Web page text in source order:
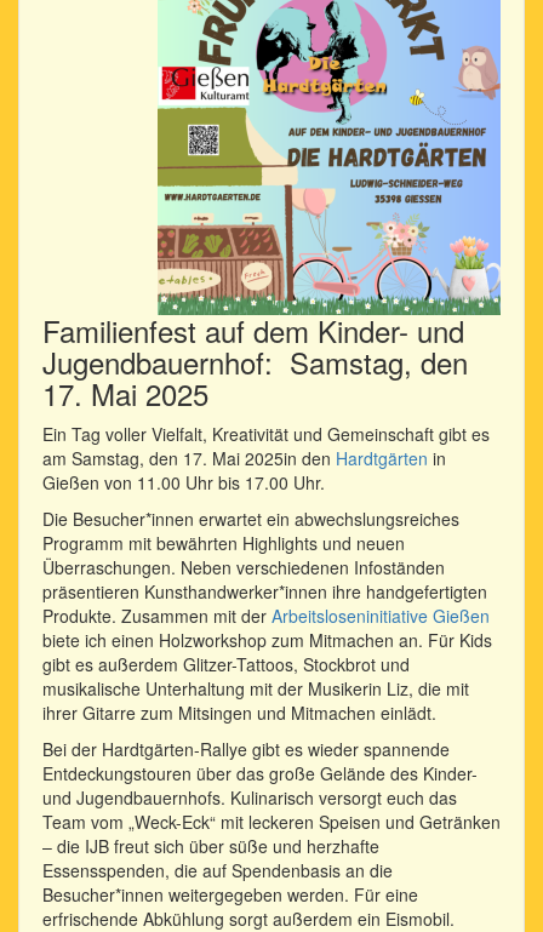
Familienfest auf dem Kinder- und
Jugendbauernhof: Samstag, den
17. Mai 2025
Ein Tag voller Vielfalt, Kreativität und Gemeinschaft gibt es
am Samstag, den 17. Mai 2025in den Hardtgärten in
Gießen von 11.00 Uhr bis 17.00 Uhr.
Die Besucher*innen erwartet ein abwechslungsreiches
Programm mit bewährten Highlights und neuen
Überraschungen. Neben verschiedenen Infoständen
präsentieren Kunsthandwerker*innen ihre handgefertigten
Produkte. Zusammen mit der Arbeitsloseninitiative Gießen
biete ich einen Holzworkshop zum Mitmachen an. Für Kids
gibt es außerdem Glitzer-Tattoos, Stockbrot und
musikalische Unterhaltung mit der Musikerin Liz, die mit
ihrer Gitarre zum Mitsingen und Mitmachen einlädt.
Bei der Hardtgärten-Rallye gibt es wieder spannende
Entdeckungstouren über das große Gelände des Kinder-
und Jugendbauernhofs. Kulinarisch versorgt euch das
Team vom „Weck-Eck“ mit leckeren Speisen und Getränken
– die IJB freut sich über süße und herzhafte
Essensspenden, die auf Spendenbasis an die
Besucher*innen weitergegeben werden. Für eine
erfrischende Abkühlung sorgt außerdem ein Eismobil.